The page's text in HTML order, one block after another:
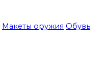
Макеты оружия Обувь